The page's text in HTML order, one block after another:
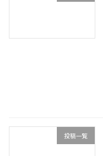
投稿一覧